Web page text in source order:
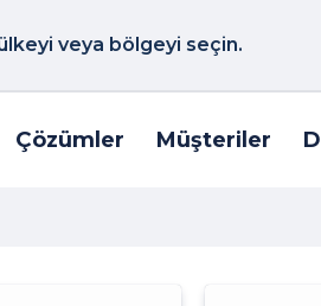
veya bölgeyi seçin.
Çözümler Müşteriler